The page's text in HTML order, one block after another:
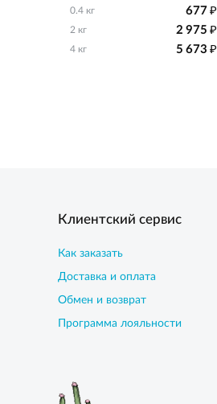
0.4 кг 677₽
2 кг 2 975₽
4 кг 5 673₽
Клиентский сервис
Как заказать
Доставка и оплата
Обмен и возврат
Программа лояльности